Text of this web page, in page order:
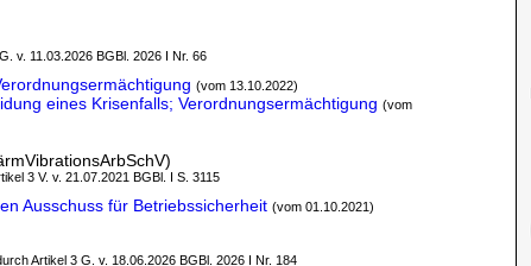
v. 11.03.2026 BGBl. 2026 I Nr. 66
(vom 13.10.2022)
eines Krisenfalls; Verordnungsermächtigung (vom
3 V. v. 21.07.2021 BGBl. I S. 3115
Ausschuss für Betriebssicherheit (vom 01.10.2021)
Artikel 3 G. v. 18.06.2026 BGBl. 2026 I Nr. 184